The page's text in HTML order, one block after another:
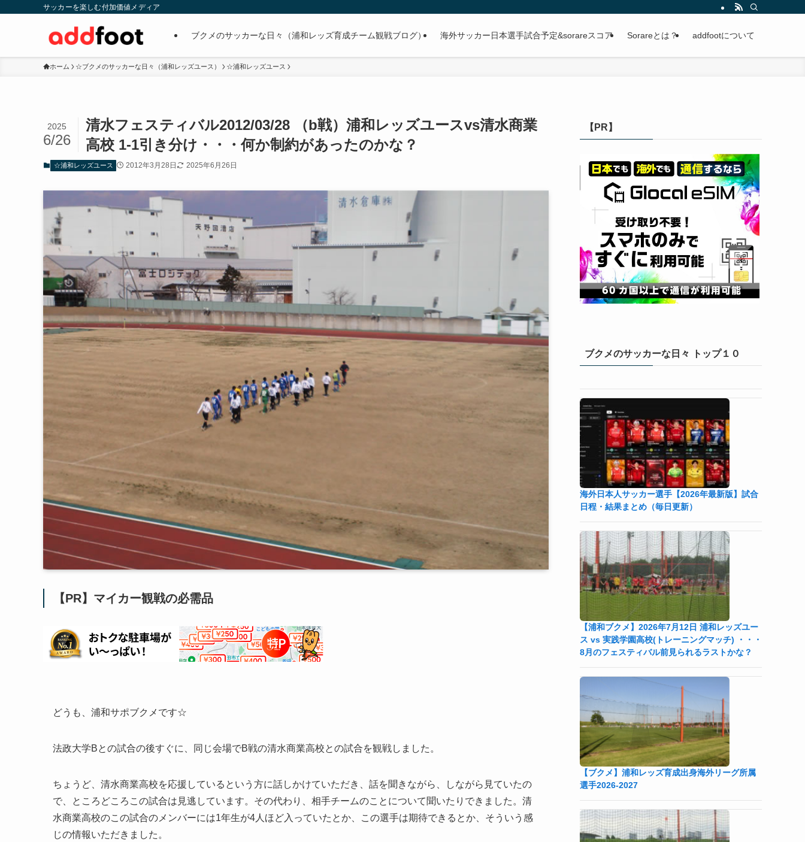
サッカーを楽しむ付加価値メディア
ブクメのサッカーな日々（浦和レッズ育成チーム観戦ブログ） 海外サッカー日本選手試合予定&sorareスコア Sorareとは？ addfootについて
ホーム ☆ブクメのサッカーな日々（浦和レッズユース） ☆浦和レッズユース
清水フェスティバル2012/03/28 （b戦）浦和レッズユースvs清水商業
高校 1-1引き分け・・・何か制約があったのかな？
2025
6/26
☆浦和レッズユース 2012年3月28日 2025年6月26日
【PR】マイカー観戦の必需品
どうも、浦和サポブクメです☆
法政大学Bとの試合の後すぐに、同じ会場でB戦の清水商業高校との試合を観戦しました。
ちょうど、清水商業高校を応援しているという方に話しかけていただき、話を聞きながら、しながら見ていたの
で、ところどころこの試合は見逃しています。その代わり、相手チームのことについて聞いたりできました。清
水商業高校のこの試合のメンバーには1年生が4人ほど入っていたとか、この選手は期待できるとか、そういう感
じの情報いただきました。
【PR】
ブクメのサッカーな日々 トップ１０
海外日本人サッカー選手【2026年最新版】試合
日程・結果まとめ（毎日更新）
【浦和ブクメ】2026年7月12日 浦和レッズユー
ス vs 実践学園高校(トレーニングマッチ) ・・・
8月のフェスティバル前見られるラストかな？
【ブクメ】浦和レッズ育成出身海外リーグ所属
選手2026-2027